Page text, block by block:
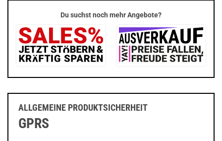
Du suchst noch mehr Angebote?
ALLGEMEINE PRODUKTSICHERHEIT
GPRS